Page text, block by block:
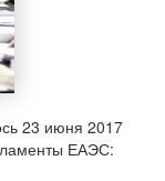
23 июня 2017
ЕАЭС: